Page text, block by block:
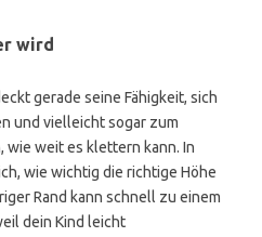
wird
gerade seine Fähigkeit, sich
und vielleicht sogar zum
weit es klettern kann. In
wie wichtig die richtige Höhe
Rand kann schnell zu einem
dein Kind leicht